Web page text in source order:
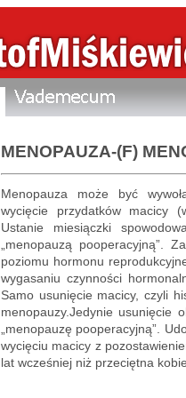
MENOPAUZA-(F)
Menopauza może być
wycięcie przydatków macicy
Ustanie miesiączki
„menopauzą pooperacyjną”.
poziomu hormonu
wygasaniu czynności
Samo usunięcie macicy, czyli
menopauzy.Jedynie usunięcie
„menopauzę pooperacyjną”.
wycięciu macicy z
lat wcześniej niż przeciętna